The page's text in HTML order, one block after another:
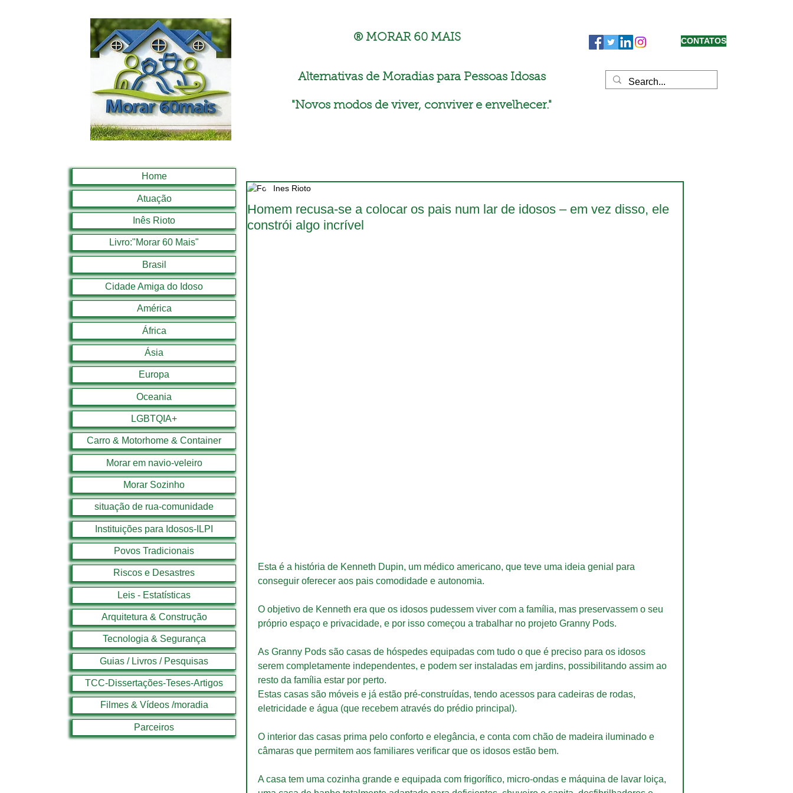
® MORAR 60 MAIS
Alternativas de Moradias para Pessoas Idosas
"Novos modos de viver, conviver e envelhecer."
CONTATOS
Homem recusa-se a colocar os pais num lar de idosos – em vez disso, ele
constrói algo incrível
Ines Rioto
Esta é a história de Kenneth Dupin, um médico americano, que teve uma ideia genial para
conseguir oferecer aos pais comodidade e autonomia.
O objetivo de Kenneth era que os idosos pudessem viver com a família, mas preservassem o seu
próprio espaço e privacidade, e por isso começou a trabalhar no projeto Granny Pods.
As Granny Pods são casas de hóspedes equipadas com tudo o que é preciso para os idosos
serem completamente independentes, e podem ser instaladas em jardins, possibilitando assim ao
resto da família estar por perto.
Estas casas são móveis e já estão pré-construídas, tendo acessos para cadeiras de rodas,
eletricidade e água (que recebem através do prédio principal).
O interior das casas prima pelo conforto e elegância, e conta com chão de madeira iluminado e
câmaras que permitem aos familiares verificar que os idosos estão bem.
A casa tem uma cozinha grande e equipada com frigorífico, micro-ondas e máquina de lavar loiça,
Home
Atuação
Inês Rioto
Livro:"Morar 60 Mais"
Brasil
Cidade Amiga do Idoso
América
África
Ásia
Europa
Oceania
LGBTQIA+
Carro & Motorhome & Container
Morar em navio-veleiro
Morar Sozinho
situação de rua-comunidade
Instituições para Idosos-ILPI
Povos Tradicionais
Riscos e Desastres
Leis - Estatísticas
Arquitetura & Construção
Tecnologia & Segurança
Guias / Livros / Pesquisas
TCC-Dissertações-Teses-Artigos
Filmes & Vídeos /moradia
Parceiros